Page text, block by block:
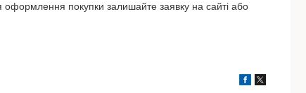
оформлення покупки залишайте заявку на сайті або